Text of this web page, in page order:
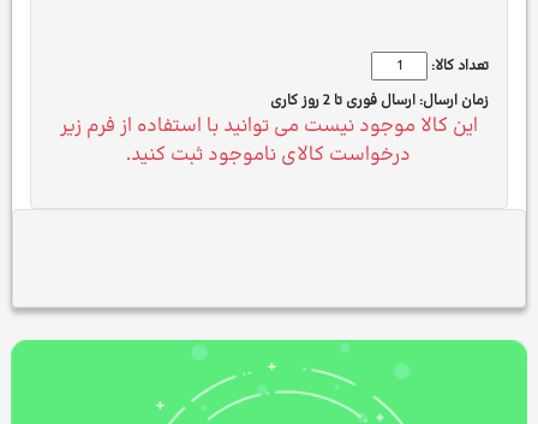
تعداد کالا:
زمان ارسال: ارسال فوری تا 2 روز کاری
این کالا موجود نیست می توانید با استفاده از فرم زیر
درخواست کالای ناموجود ثبت کنید.